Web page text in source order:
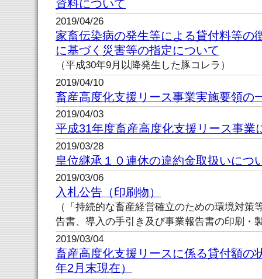
資料について
2019/04/26
家畜伝染病の発生等による貸付料等の
に基づく災害等の指定について
（平成30年9月以降発生した豚コレラ）
2019/04/10
畜産高度化支援リース事業実施要領の
2019/04/03
平成31年度畜産高度化支援リース事業
2019/03/28
皇位継承１０連休の違約金取扱いにつ
2019/03/06
入札公告（印刷物）
（「持続的な畜産経営確立のための環境対策
告書、導入の手引き及び事業報告書の印刷・
2019/03/04
畜産高度化支援リースに係る貸付額の
年2月末現在）